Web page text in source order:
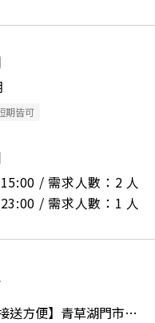
期皆可
/ 需求人數：2 人
/ 需求人數：1 人
👍 【免早起/接送方便】青草湖門市10-18點舒適中班夥伴！(近青草湖國小)⁠